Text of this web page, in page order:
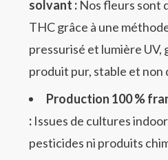
solvant : Nos fleurs sont
THC grâce à une
pressurisé et lumière UV,
produit pur, stable et non
Production 100 %
: Issues de cultures
pesticides ni produits